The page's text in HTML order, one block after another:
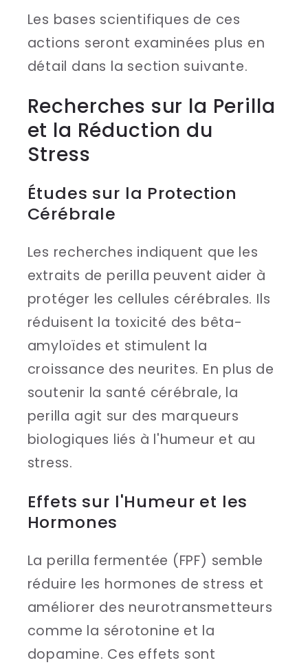
Les bases scientifiques de ces
actions seront examinées plus en
détail dans la section suivante.
Recherches sur la Perilla
et la Réduction du
Stress
Études sur la Protection
Cérébrale
Les recherches indiquent que les
extraits de perilla peuvent aider à
protéger les cellules cérébrales. Ils
réduisent la toxicité des bêta-
amyloïdes et stimulent la
croissance des neurites. En plus de
soutenir la santé cérébrale, la
perilla agit sur des marqueurs
biologiques liés à l'humeur et au
stress.
Effets sur l'Humeur et les
Hormones
La perilla fermentée (FPF) semble
réduire les hormones de stress et
améliorer des neurotransmetteurs
comme la sérotonine et la
dopamine. Ces effets sont